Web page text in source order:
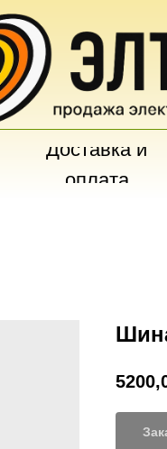
Доставка и
оплата